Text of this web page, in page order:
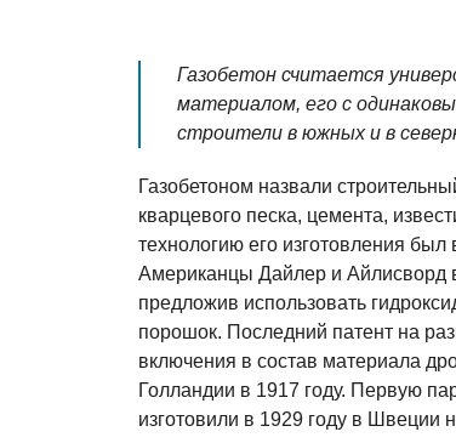
Газобетон считается
материалом, его с
строители в южных и в
Газобетоном назвали
кварцевого песка, цемента,
технологию его изготовления
Американцы Дайлер и Айлисворд
предложив использовать
порошок. Последний патент на
включения в состав материала
Голландии в 1917 году. Первую
изготовили в 1929 году в Швеции